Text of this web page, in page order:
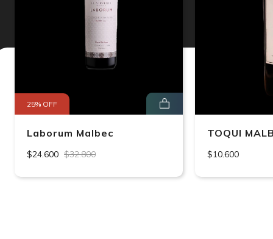
25% OFF
Laborum Malbec
$24.600 $32.800
TOQUI
$10.600